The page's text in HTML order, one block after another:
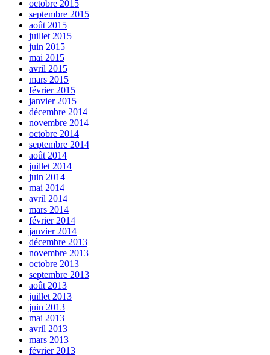
octobre 2015
septembre 2015
août 2015
juillet 2015
juin 2015
mai 2015
avril 2015
mars 2015
février 2015
janvier 2015
décembre 2014
novembre 2014
octobre 2014
septembre 2014
août 2014
juillet 2014
juin 2014
mai 2014
avril 2014
mars 2014
février 2014
janvier 2014
décembre 2013
novembre 2013
octobre 2013
septembre 2013
août 2013
juillet 2013
juin 2013
mai 2013
avril 2013
mars 2013
février 2013